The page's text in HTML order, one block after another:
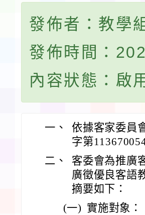
發佈者：教學
發佈時間：
內容狀態：啟
一、
依據客家委員
字第
二、
客委會為推廣
廣徵優良客語
摘要如下：
(一) 實施對象：